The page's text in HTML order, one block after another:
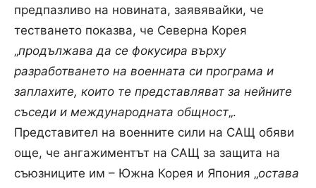
предпазливо на новината, заявявайки, че
тестването показва, че Северна Корея
„продължава да се фокусира върху
разработването на военната си програма и
заплахите, които те представляват за нейните
съседи и международната общност„.
Представител на военните сили на САЩ обяви
още, че ангажиментът на САЩ за защита на
съюзниците им – Южна Корея и Япония „остава